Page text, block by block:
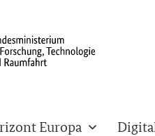
Europa